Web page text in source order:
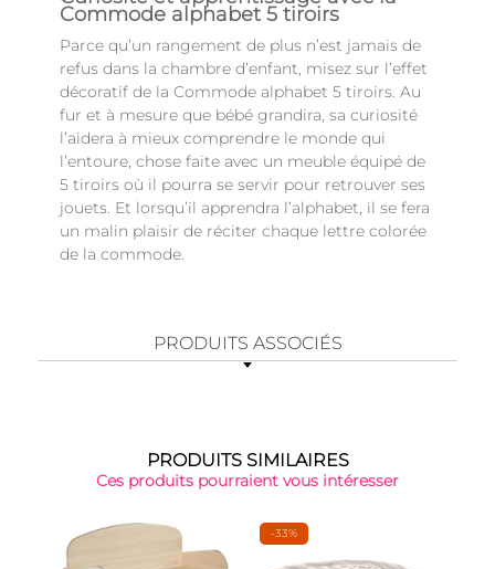
Commode alphabet 5 tiroirs
Parce qu’un rangement de plus n’est jamais de
refus dans la chambre d’enfant, misez sur l’effet
décoratif de la Commode alphabet 5 tiroirs. Au
fur et à mesure que bébé grandira, sa curiosité
l’aidera à mieux comprendre le monde qui
l’entoure, chose faite avec un meuble équipé de
5 tiroirs où il pourra se servir pour retrouver ses
jouets. Et lorsqu’il apprendra l’alphabet, il se fera
un malin plaisir de réciter chaque lettre colorée
de la commode.
PRODUITS ASSOCIÉS
PRODUITS SIMILAIRES
Ces produits pourraient vous intéresser
-33%